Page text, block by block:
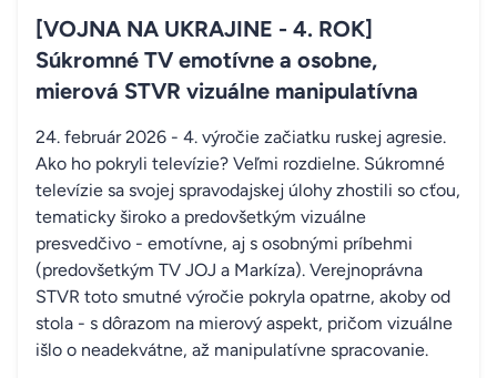
[VOJNA NA UKRAJINE - 4. ROK]
Súkromné TV emotívne a osobne,
mierová STVR vizuálne manipulatívna
24. február 2026 - 4. výročie začiatku ruskej agresie.
Ako ho pokryli televízie? Veľmi rozdielne. Súkromné
televízie sa svojej spravodajskej úlohy zhostili so cťou,
tematicky široko a predovšetkým vizuálne
presvedčivo - emotívne, aj s osobnými príbehmi
(predovšetkým TV JOJ a Markíza). Verejnoprávna
STVR toto smutné výročie pokryla opatrne, akoby od
stola - s dôrazom na mierový aspekt, pričom vizuálne
išlo o neadekvátne, až manipulatívne spracovanie.